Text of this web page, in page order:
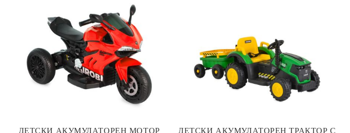
ДЕТСКИ АКУМУЛАТОРЕН МОТОР
ДЕТСКИ АКУМУЛАТОРЕН ТРАКТОР С